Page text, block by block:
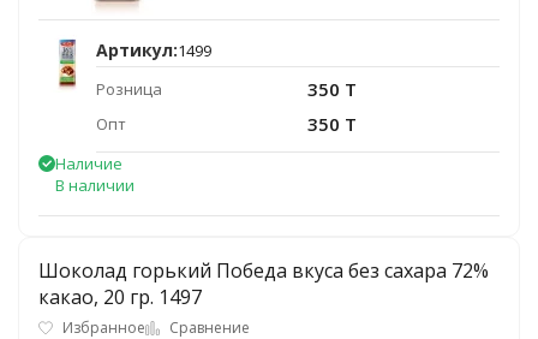
Артикул:1499
Розница
350 T
Опт 350 T
Наличие
В наличии
Шоколад горький Победа вкуса без сахара 72%
какао, 20 гр. 1497
Избранное Сравнение